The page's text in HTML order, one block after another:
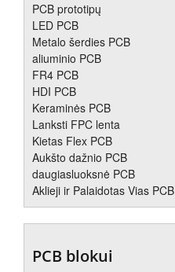
PCB prototipų
LED PCB
Metalo šerdies PCB
aliuminio PCB
FR4 PCB
HDI PCB
Keraminės PCB
Lanksti FPC lenta
Kietas Flex PCB
Aukšto dažnio PCB
daugiasluoksnė PCB
Aklieji ir Palaidotas Vias PCB
PCB blokui